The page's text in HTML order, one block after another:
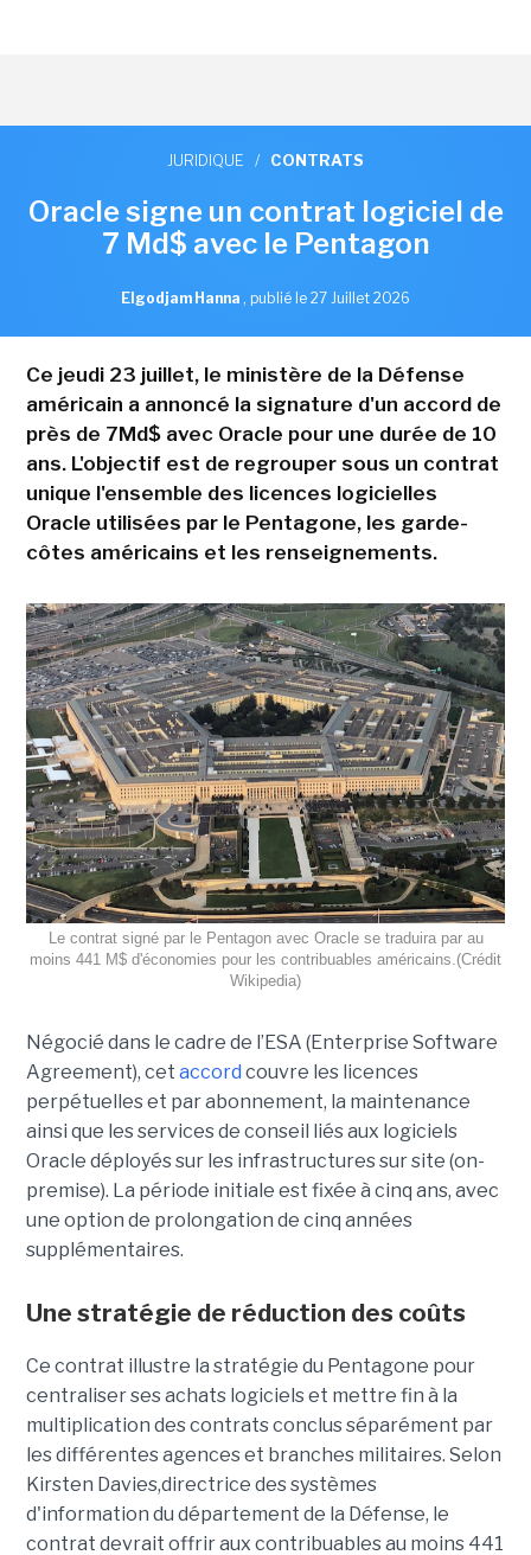
JURIDIQUE / CONTRATS
Oracle signe un contrat logiciel de
7 Md$ avec le Pentagon
Elgodjam Hanna , publié le 27 Juillet 2026
Ce jeudi 23 juillet, le ministère de la Défense
américain a annoncé la signature d'un accord de
près de 7Md$ avec Oracle pour une durée de 10
ans. L'objectif est de regrouper sous un contrat
unique l'ensemble des licences logicielles
Oracle utilisées par le Pentagone, les garde-
côtes américains et les renseignements.
Le contrat signé par le Pentagon avec Oracle se traduira par au
moins 441 M$ d'économies pour les contribuables américains.(Crédit
Wikipedia)
Négocié dans le cadre de l’ESA (Enterprise Software
Agreement), cet accord couvre les licences
perpétuelles et par abonnement, la maintenance
ainsi que les services de conseil liés aux logiciels
Oracle déployés sur les infrastructures sur site (on-
premise). La période initiale est fixée à cinq ans, avec
une option de prolongation de cinq années
supplémentaires.
Une stratégie de réduction des coûts
Ce contrat illustre la stratégie du Pentagone pour
centraliser ses achats logiciels et mettre fin à la
multiplication des contrats conclus séparément par
les différentes agences et branches militaires. Selon
Kirsten Davies,directrice des systèmes
d'information du département de la Défense, le
contrat devrait offrir aux contribuables au moins 441